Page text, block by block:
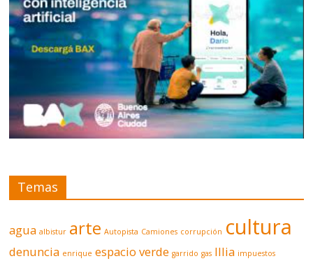
Temas
agua albistur arte Autopista Camiones corrupción cultura
denuncia enrique espacio verde garrido gas Illia impuestos